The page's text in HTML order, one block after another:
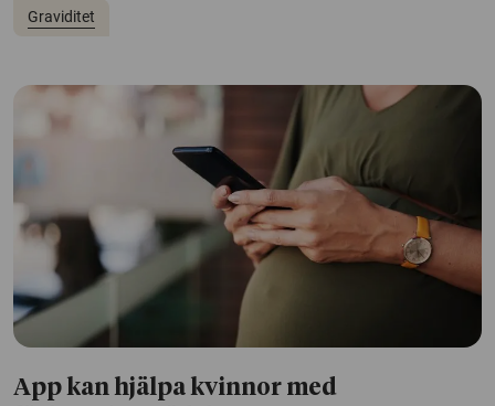
Graviditet
App kan hjälpa kvinnor med